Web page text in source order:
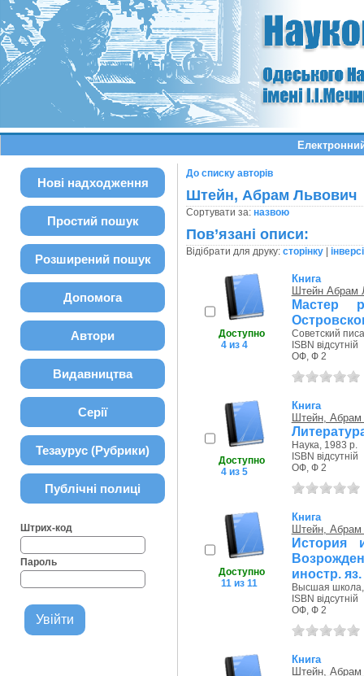
Нові надходження
Простий пошук
Розширений пошук
Допомога
Автори
Видавництва
Серії
Тезаурус (Рубрики)
Публічні полиці
Штрих-код
Пароль
До списку авторів
Штейн, Абрам Львович
Сортувати за: назвою
Пов’язані описи:
Відібрати для друку: сторінку|
Доступно
4 из 4
Книга
Штейн Абрам
Мастер
Советский
ISBN відсутній
ОФ, Ф 2
Доступно
4 из 5
Книга
Штейн, Абрам
Наука, 1983 р.
ISBN відсутній
ОФ, Ф 2
Доступно
11 из 11
Книга
Штейн, Абрам
История
иностр. яз.
Высшая
ISBN відсутній
ОФ, Ф 2
Книга
Штейн, Абрам